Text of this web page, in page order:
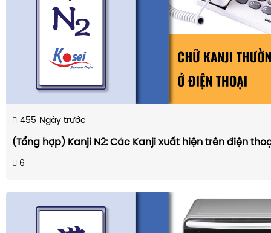
455 Ngày trước
(Tổng hợp) Kanji N2: Các Kanji xuất hiện trên điện
6